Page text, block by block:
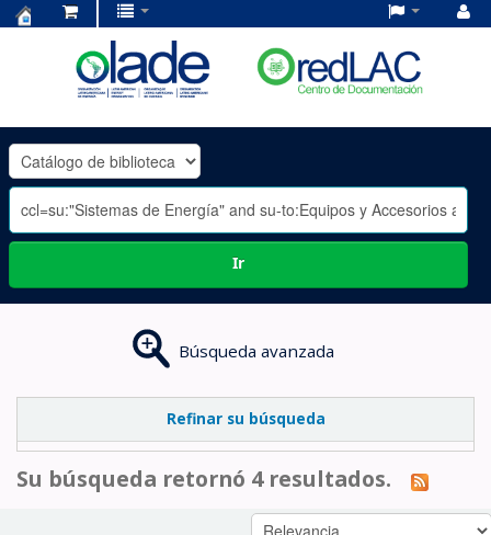
OLADE
-
Ir
Búsqueda avanzada
Refinar su búsqueda
Su búsqueda retornó 4 resultados.